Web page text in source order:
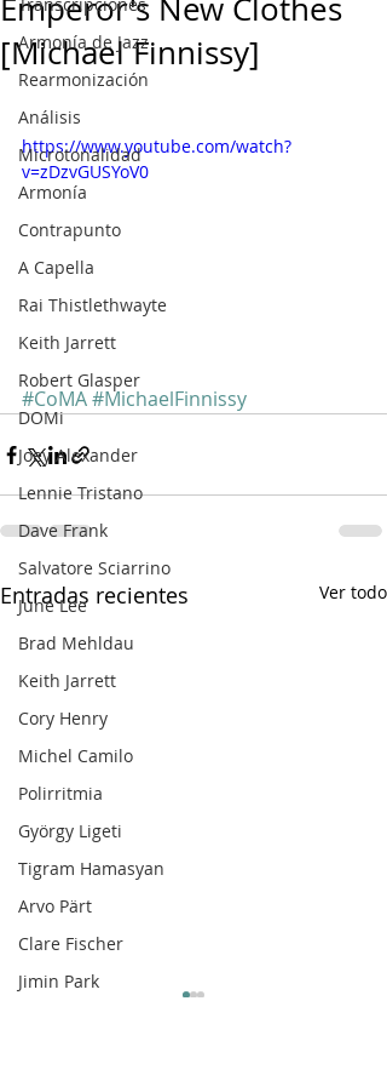
Armonía de Jazz
Rearmonización
Análisis
Microtonalidad
Armonía
Contrapunto
A Capella
Rai Thistlethwayte
Keith Jarrett
Robert Glasper
DOMi
Joey Alexander
Lennie Tristano
Dave Frank
Salvatore Sciarrino
June Lee
Brad Mehldau
Keith Jarrett
Cory Henry
Michel Camilo
Polirritmia
György Ligeti
Tigram Hamasyan
Arvo Pärt
Clare Fischer
Jimin Park
Emperor's New Clothes
[Michael Finnissy]
https://www.youtube.com/watch?
v=zDzvGUSYoV0
#CoMA#MichaelFinnissy
Entradas recientes Ver todo